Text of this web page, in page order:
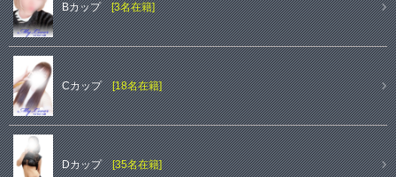
Bカップ[3名在籍]
Cカップ[18名在籍]
Dカップ[35名在籍]